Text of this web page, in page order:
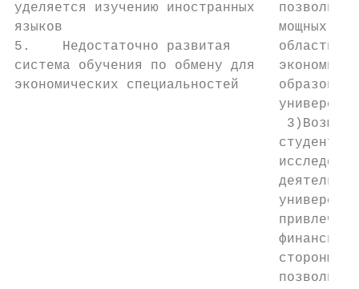
уделяется изучению иностранных   позволит
языков                           мощных
5.    Недостаточно развитая      области
система обучения по обмену для
экономических специальностей
студентов
привлечь
стороны
позволит